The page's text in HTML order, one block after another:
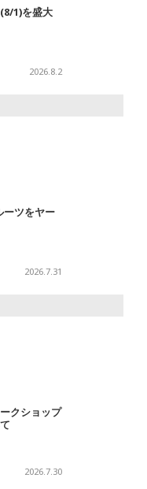
1)を盛大
2026.8.2
ーツをヤー
2026.7.31
クショップ
2026.7.30